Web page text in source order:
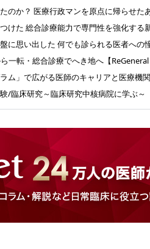
/臨床研究～臨床研究中核病院に学ぶ～